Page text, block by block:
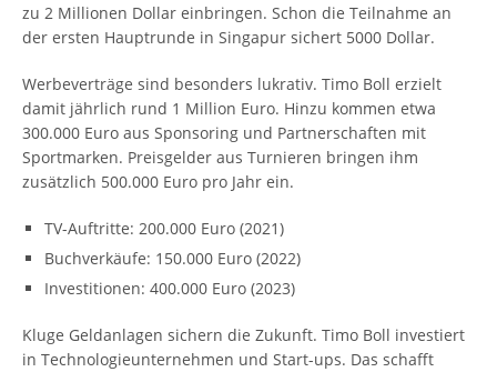
zu 2 Millionen Dollar einbringen. Schon die Teilnahme an
der ersten Hauptrunde in Singapur sichert 5000 Dollar.
Werbeverträge sind besonders lukrativ. Timo Boll erzielt
damit jährlich rund 1 Million Euro. Hinzu kommen etwa
300.000 Euro aus Sponsoring und Partnerschaften mit
Sportmarken. Preisgelder aus Turnieren bringen ihm
zusätzlich 500.000 Euro pro Jahr ein.
TV-Auftritte: 200.000 Euro (2021)
Buchverkäufe: 150.000 Euro (2022)
Investitionen: 400.000 Euro (2023)
Kluge Geldanlagen sichern die Zukunft. Timo Boll investiert
in Technologieunternehmen und Start-ups. Das schafft